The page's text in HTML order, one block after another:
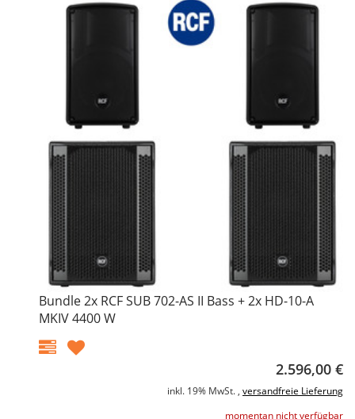
Bundle 2x RCF SUB 702-AS II Bass + 2x HD-10-A
MKIV 4400 W
2.596,00 €
inkl. 19% MwSt. , versandfreie Lieferung
momentan nicht verfügbar